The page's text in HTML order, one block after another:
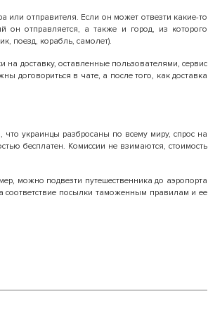
или отправителя. Если он может отвезти какие-то
он отправляется, а также и город, из которого
поезд, корабль, самолет).
на доставку, оставленные пользователями, сервис
договориться в чате, а после того, как доставка
украинцы разбросаны по всему миру, спрос на
бесплатен. Комиссии не взимаются, стоимость
можно подвезти путешественника до аэропорта
соответствие посылки таможенным правилам и ее